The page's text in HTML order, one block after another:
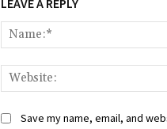
Save my name, email, and